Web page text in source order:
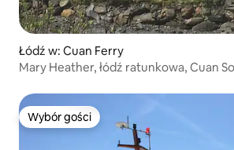
Łódź w: Cuan Ferry
Mary Heather, łódź ratunkowa, Cuan
Wybór gości
Wybór gości